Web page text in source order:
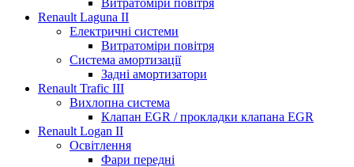
Витратоміри повітря
Renault Laguna II
Електричні системи
Витратоміри повітря
Система амортизації
Задні амортизатори
Renault Trafic III
Вихлопна система
Клапан EGR / прокладки клапана EGR
Renault Logan II
Освітлення
Фари передні